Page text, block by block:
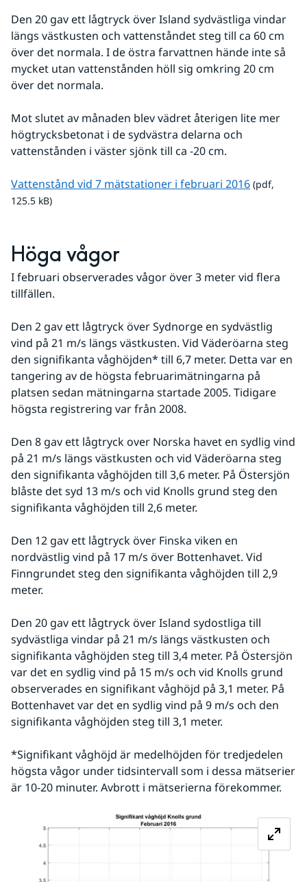
Den 20 gav ett lågtryck över Island sydvästliga vindar
längs västkusten och vattenståndet steg till ca 60 cm
över det normala. I de östra farvattnen hände inte så
mycket utan vattenstånden höll sig omkring 20 cm
över det normala.
Mot slutet av månaden blev vädret återigen lite mer
högtrycksbetonat i de sydvästra delarna och
vattenstånden i väster sjönk till ca -20 cm.
Vattenstånd vid 7 mätstationer i februari 2016pdf, 125.5
(pdf,
125.5 kB)
Höga vågor
I februari observerades vågor över 3 meter vid flera
tillfällen.
Den 2 gav ett lågtryck över Sydnorge en sydvästlig
vind på 21 m/s längs västkusten. Vid Väderöarna steg
den signifikanta våghöjden* till 6,7 meter. Detta var en
tangering av de högsta februarimätningarna på
platsen sedan mätningarna startade 2005. Tidigare
högsta registrering var från 2008.
Den 8 gav ett lågtryck over Norska havet en sydlig vind
på 21 m/s längs västkusten och vid Väderöarna steg
den signifikanta våghöjden till 3,6 meter. På Östersjön
blåste det syd 13 m/s och vid Knolls grund steg den
signifikanta våghöjden till 2,6 meter.
Den 12 gav ett lågtryck över Finska viken en
nordvästlig vind på 17 m/s över Bottenhavet. Vid
Finngrundet steg den signifikanta våghöjden till 2,9
meter.
Den 20 gav ett lågtryck över Island sydostliga till
sydvästliga vindar på 21 m/s längs västkusten och
signifikanta våghöjden steg till 3,4 meter. På Östersjön
var det en sydlig vind på 15 m/s och vid Knolls grund
observerades en signifikant våghöjd på 3,1 meter. På
Bottenhavet var det en sydlig vind på 9 m/s och den
signifikanta våghöjden steg till 3,1 meter.
*Signifikant våghöjd är medelhöjden för tredjedelen
högsta vågor under tidsintervall som i dessa mätserier
är 10-20 minuter. Avbrott i mätserierna förekommer.